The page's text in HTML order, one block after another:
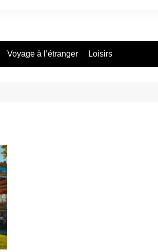
Voyage à l’étranger Loisirs